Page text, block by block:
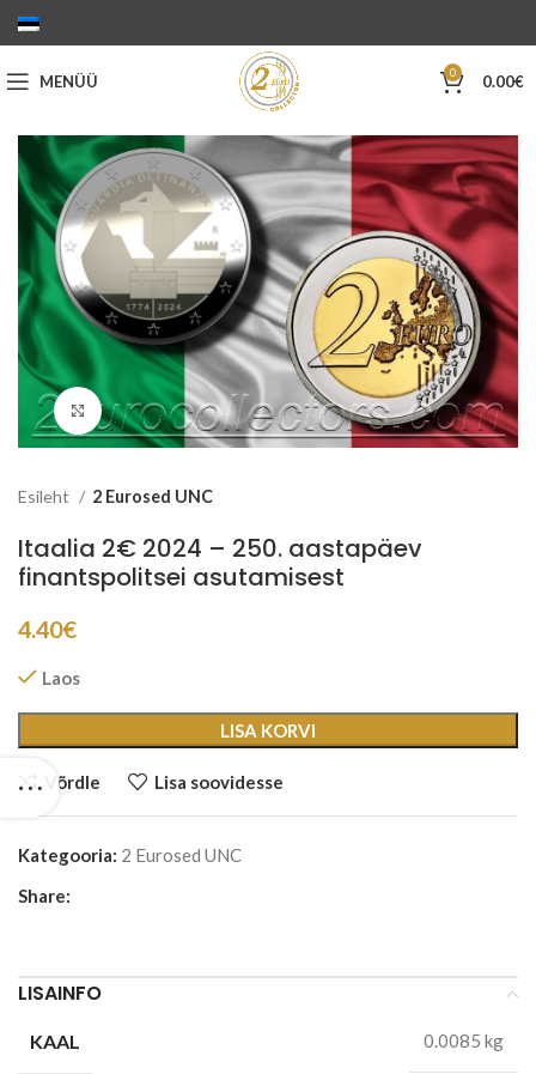
MENÜÜ 0 0.00€
Suurenda
Esileht 2 Eurosed UNC
Itaalia 2€ 2024 – 250. aastapäev
finantspolitsei asutamisest
4.40€
Laos
LISA KORVI
Võrdle Lisa soovidesse
Kategooria: 2 Eurosed UNC
Share:
LISAINFO
KAAL 0.0085 kg